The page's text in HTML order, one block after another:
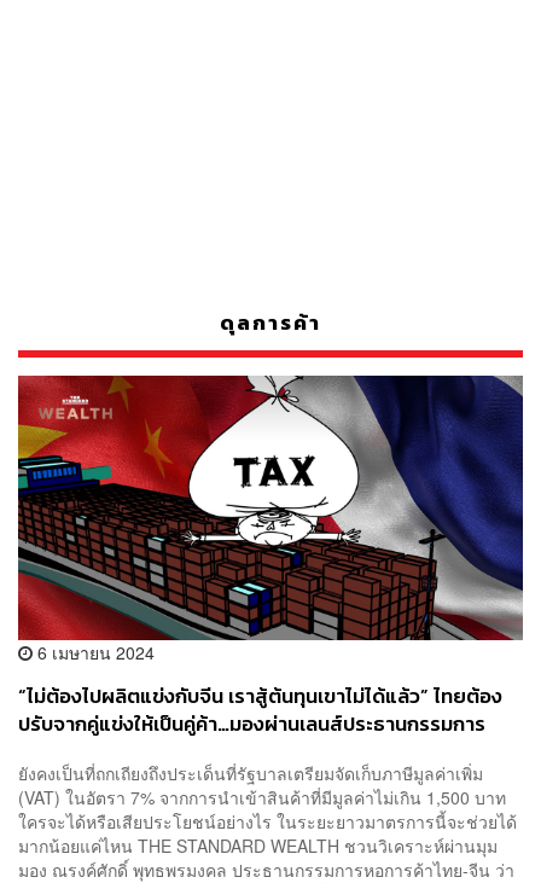
ดุลการค้า
6 เมษายน 2024
“ไม่ต้องไปผลิตแข่งกับจีน เราสู้ต้นทุนเขาไม่ได้แล้ว” ไทยต้อง
ปรับจากคู่แข่งให้เป็นคู่ค้า…มองผ่านเลนส์ประธานกรรมการ
ยังคงเป็นที่ถกเถียงถึงประเด็นที่รัฐบาลเตรียมจัดเก็บภาษีมูลค่าเพิ่ม
(VAT) ในอัตรา 7% จากการนำเข้าสินค้าที่มีมูลค่าไม่เกิน 1,500 บาท
ใครจะได้หรือเสียประโยชน์อย่างไร ในระยะยาวมาตรการนี้จะช่วยได้
มากน้อยแค่ไหน THE STANDARD WEALTH ชวนวิเคราะห์ผ่านมุม
มอง ณรงค์ศักดิ์ พุทธพรมงคล ประธานกรรมการหอการค้าไทย-จีน ว่า